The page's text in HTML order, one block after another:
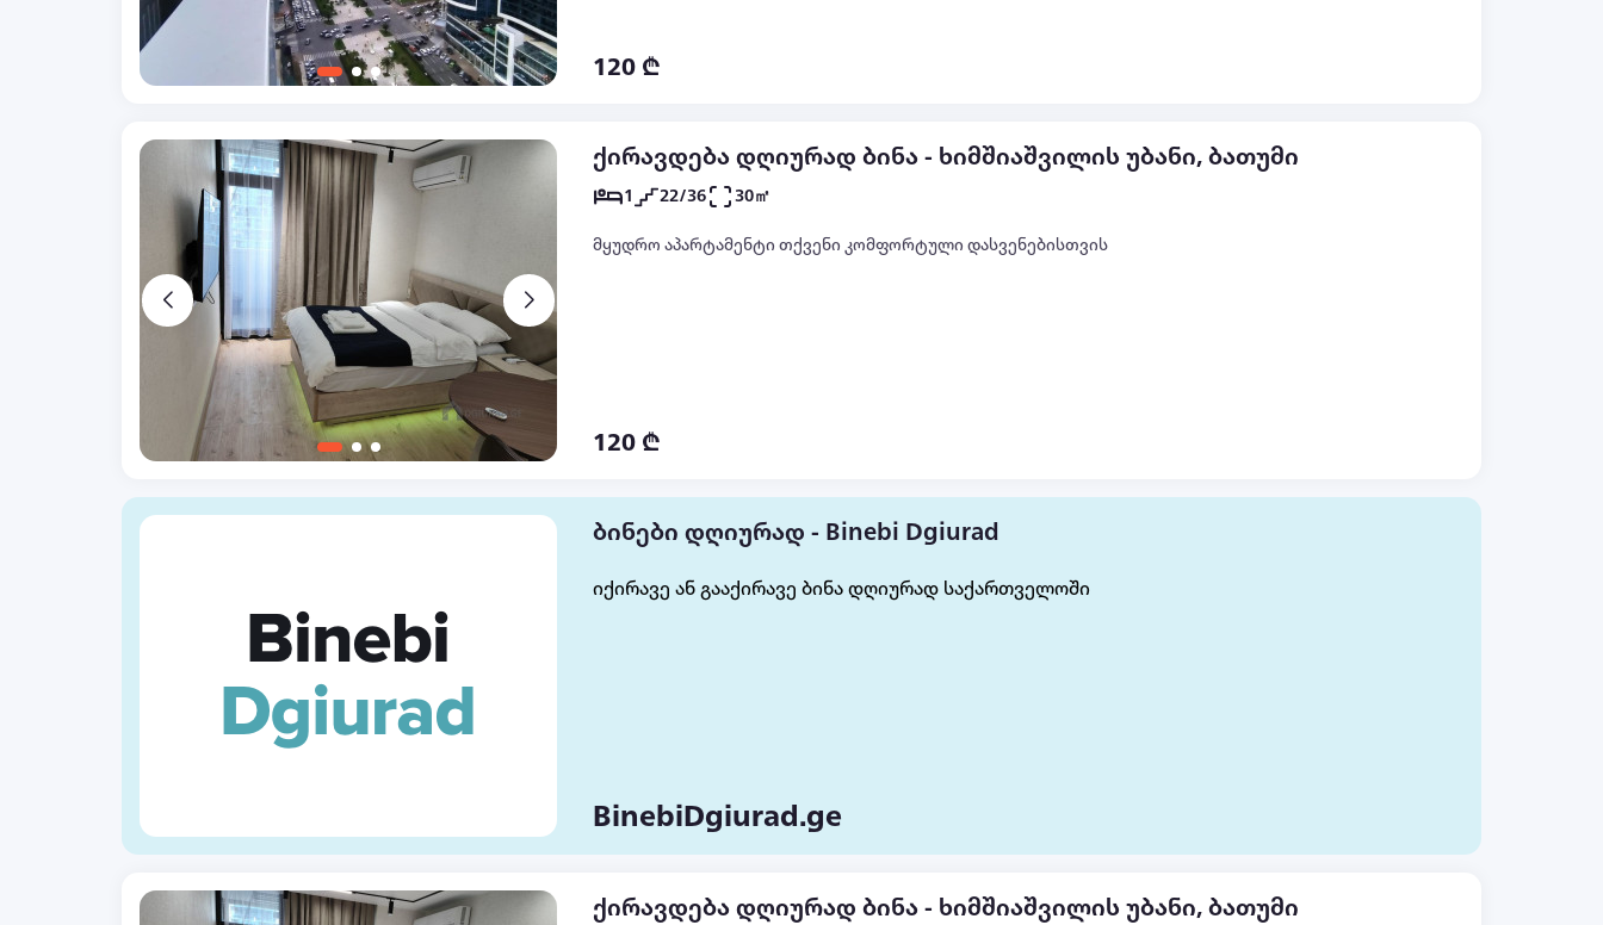
120 ₾
ქირავდება დღიურად ბინა - ხიმშიაშვილის უბანი, ბათუმი
1 22/36 30㎡
მყუდრო აპარტამენტი თქვენი კომფორტული დასვენებისთვის
120 ₾
ბინები დღიურად - Binebi Dgiurad
იქირავე ან გააქირავე ბინა დღიურად საქართველოში
BinebiDgiurad.ge
ქირავდება დღიურად ბინა - ხიმშიაშვილის უბანი, ბათუმი